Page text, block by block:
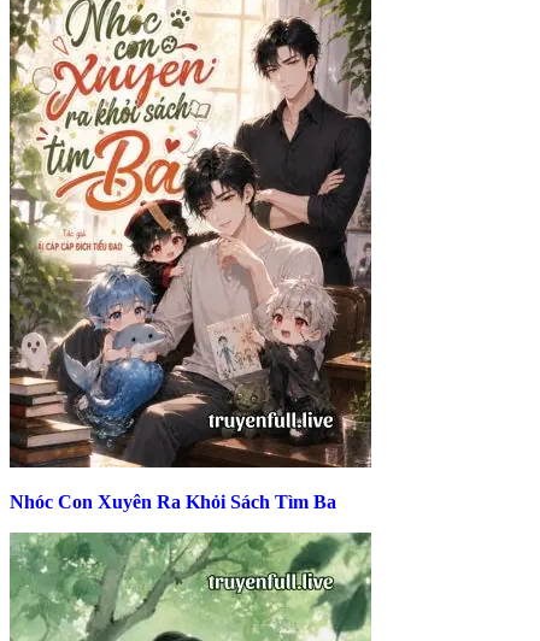
Nhóc Con Xuyên Ra Khỏi Sách Tìm Ba